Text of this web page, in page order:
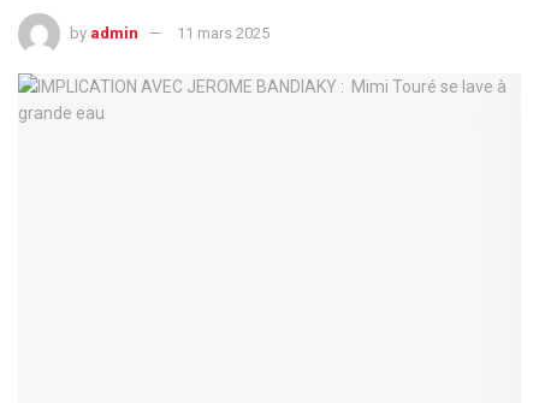
by admin 11 mars 2025